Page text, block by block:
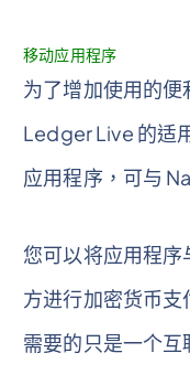
移动应用程序
为了增加使用的
Ledger Live 的适
应用程序，可与
您可以将应用程
方进行加密货币
需要的只是一个互